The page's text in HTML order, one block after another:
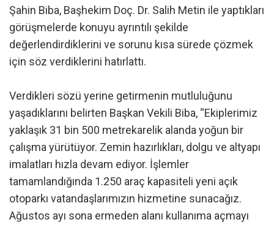
Şahin Biba, Başhekim Doç. Dr. Salih Metin ile yaptıkları
görüşmelerde konuyu ayrıntılı şekilde
değerlendirdiklerini ve sorunu kısa sürede çözmek
için söz verdiklerini hatırlattı.
Verdikleri sözü yerine getirmenin mutluluğunu
yaşadıklarını belirten Başkan Vekili Biba, “Ekiplerimiz
yaklaşık 31 bin 500 metrekarelik alanda yoğun bir
çalışma yürütüyor. Zemin hazırlıkları, dolgu ve altyapı
imalatları hızla devam ediyor. İşlemler
tamamlandığında 1.250 araç kapasiteli yeni açık
otoparkı vatandaşlarımızın hizmetine sunacağız.
Ağustos ayı sona ermeden alanı kullanıma açmayı